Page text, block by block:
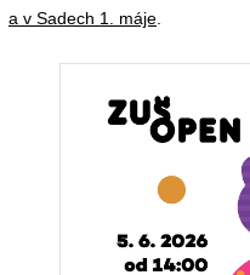
a v Sadech 1. máje